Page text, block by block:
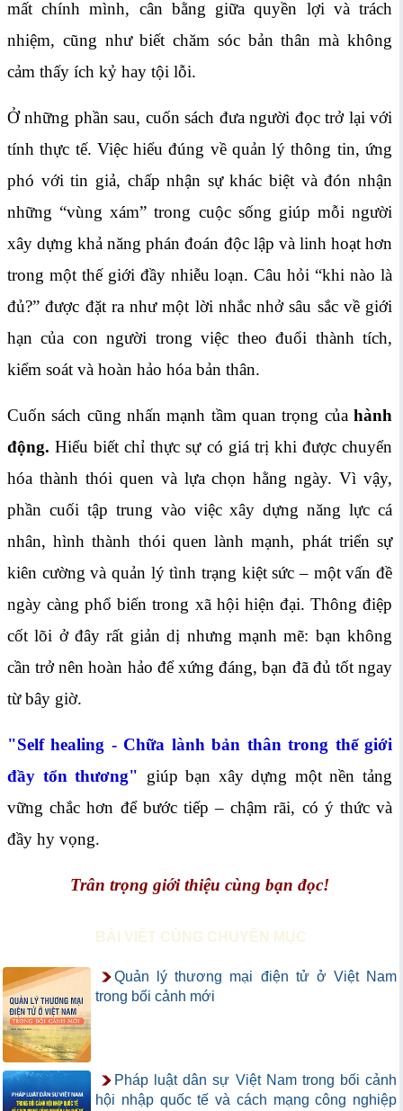
mất chính mình, cân bằng giữa quyền lợi và trách
nhiệm, cũng như biết chăm sóc bản thân mà không
cảm thấy ích kỷ hay tội lỗi.
Ở những phần sau, cuốn sách đưa người đọc trở lại với
tính thực tế. Việc hiểu đúng về quản lý thông tin, ứng
phó với tin giả, chấp nhận sự khác biệt và đón nhận
những “vùng xám” trong cuộc sống giúp mỗi người
xây dựng khả năng phán đoán độc lập và linh hoạt hơn
trong một thế giới đầy nhiễu loạn. Câu hỏi “khi nào là
đủ?” được đặt ra như một lời nhắc nhở sâu sắc về giới
hạn của con người trong việc theo đuổi thành tích,
kiểm soát và hoàn hảo hóa bản thân.
Cuốn sách cũng nhấn mạnh tầm quan trọng của hành
động. Hiểu biết chỉ thực sự có giá trị khi được chuyển
hóa thành thói quen và lựa chọn hằng ngày. Vì vậy,
phần cuối tập trung vào việc xây dựng năng lực cá
nhân, hình thành thói quen lành mạnh, phát triển sự
kiên cường và quản lý tình trạng kiệt sức – một vấn đề
ngày càng phổ biến trong xã hội hiện đại. Thông điệp
cốt lõi ở đây rất giản dị nhưng mạnh mẽ: bạn không
cần trở nên hoàn hảo để xứng đáng, bạn đã đủ tốt ngay
từ bây giờ.
"Self healing - Chữa lành bản thân trong thế giới
đầy tổn thương" giúp bạn xây dựng một nền tảng
vững chắc hơn để bước tiếp – chậm rãi, có ý thức và
đầy hy vọng.
Trân trọng giới thiệu cùng bạn đọc!
BÀI VIẾT CÙNG CHUYÊN MỤC
Quản lý thương mại điện tử ở Việt Nam
trong bối cảnh mới
Pháp luật dân sự Việt Nam trong bối cảnh
hội nhập quốc tế và cách mạng công nghiệp